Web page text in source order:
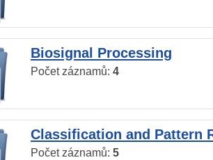
Biosignal Processing
Počet záznamů: 4
Classification and Pattern
Počet záznamů: 5